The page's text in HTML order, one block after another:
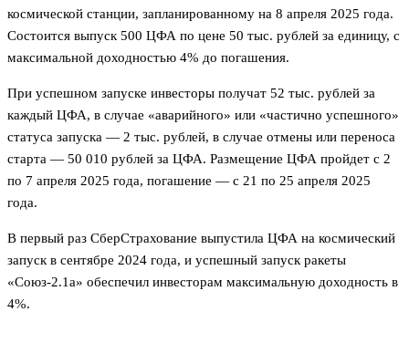
космической станции, запланированному на 8 апреля 2025 года.
Состоится выпуск 500 ЦФА по цене 50 тыс. рублей за единицу, с
максимальной доходностью 4% до погашения.
При успешном запуске инвесторы получат 52 тыс. рублей за
каждый ЦФА, в случае «аварийного» или «частично успешного»
статуса запуска — 2 тыс. рублей, в случае отмены или переноса
старта — 50 010 рублей за ЦФА. Размещение ЦФА пройдет с 2
по 7 апреля 2025 года, погашение — с 21 по 25 апреля 2025
года.
В первый раз СберСтрахование выпустила ЦФА на космический
запуск в сентябре 2024 года, и успешный запуск ракеты
«Союз-2.1а» обеспечил инвесторам максимальную доходность в
4%.